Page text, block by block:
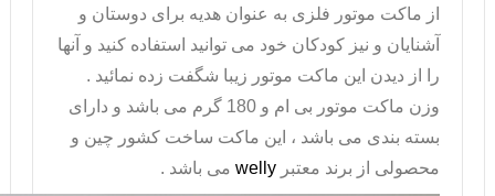
از ماکت موتور فلزی به عنوان هدیه برای دوستان و
آشنایان و نیز کودکان خود می توانید استفاده کنید و آنها
را از دیدن این ماکت موتور زیبا شگفت زده نمائید .
وزن ماکت موتور بی ام و 180 گرم می باشد و دارای
بسته بندی می باشد ، این ماکت ساخت کشور چین و
محصولی از برند معتبر welly می باشد .